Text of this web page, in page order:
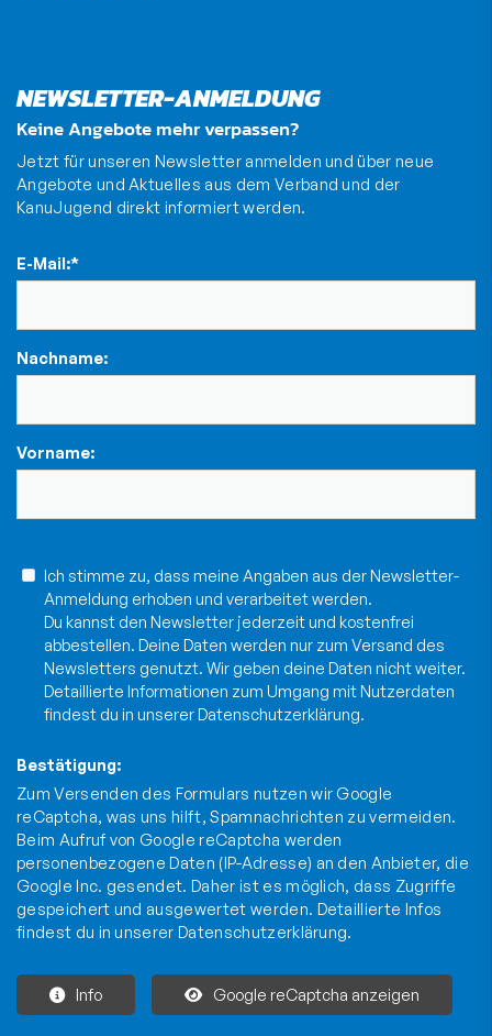
NEWSLETTER-ANMELDUNG
Keine Angebote mehr verpassen?
Jetzt für unseren Newsletter anmelden und über neue
Angebote und Aktuelles aus dem Verband und der
KanuJugend direkt informiert werden.
E-Mail:*
Nachname:
Vorname:
Ich stimme zu, dass meine Angaben aus der Newsletter-
Anmeldung erhoben und verarbeitet werden.
Du kannst den Newsletter jederzeit und kostenfrei
abbestellen. Deine Daten werden nur zum Versand des
Newsletters genutzt. Wir geben deine Daten nicht weiter.
Detaillierte Informationen zum Umgang mit Nutzerdaten
findest du in unsererDatenschutzerklärung.
Bestätigung:
Zum Versenden des Formulars nutzen wir Google
reCaptcha, was uns hilft, Spamnachrichten zu vermeiden.
Beim Aufruf von Google reCaptcha werden
personenbezogene Daten (IP-Adresse) an den Anbieter, die
Google Inc. gesendet. Daher ist es möglich, dass Zugriffe
gespeichert und ausgewertet werden. Detaillierte Infos
findest du in unsererDatenschutzerklärung.
Info Google reCaptcha anzeigen